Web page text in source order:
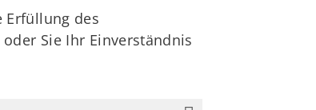
Erfüllung des
Sie Ihr Einverständnis